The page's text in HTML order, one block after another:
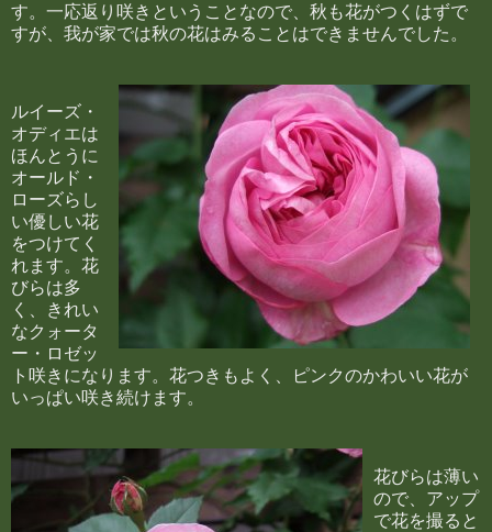
す。一応返り咲きということなので、秋も花がつくはずで
すが、我が家では秋の花はみることはできませんでした。
ルイーズ・
オディエは
ほんとうに
オールド・
ローズらし
い優しい花
をつけてく
れます。花
びらは多
く、きれい
なクォータ
ー・ロゼッ
ト咲きになります。花つきもよく、ピンクのかわいい花が
いっぱい咲き続けます。
花びらは薄い
ので、アップ
で花を撮ると